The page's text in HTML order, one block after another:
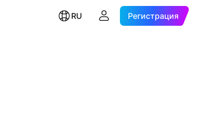
RU Регистрация